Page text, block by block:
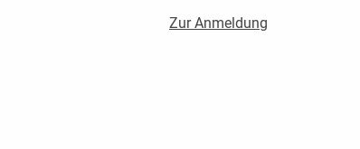
Zur Anmeldung